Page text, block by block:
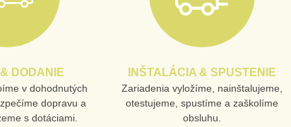
DODANIE
v dohodnutých
dopravu a
s dotáciami.
INŠTALÁCIA & SPUSTENIE
Zariadenia vyložíme, nainštalujeme,
otestujeme, spustíme a zaškolíme
obsluhu.